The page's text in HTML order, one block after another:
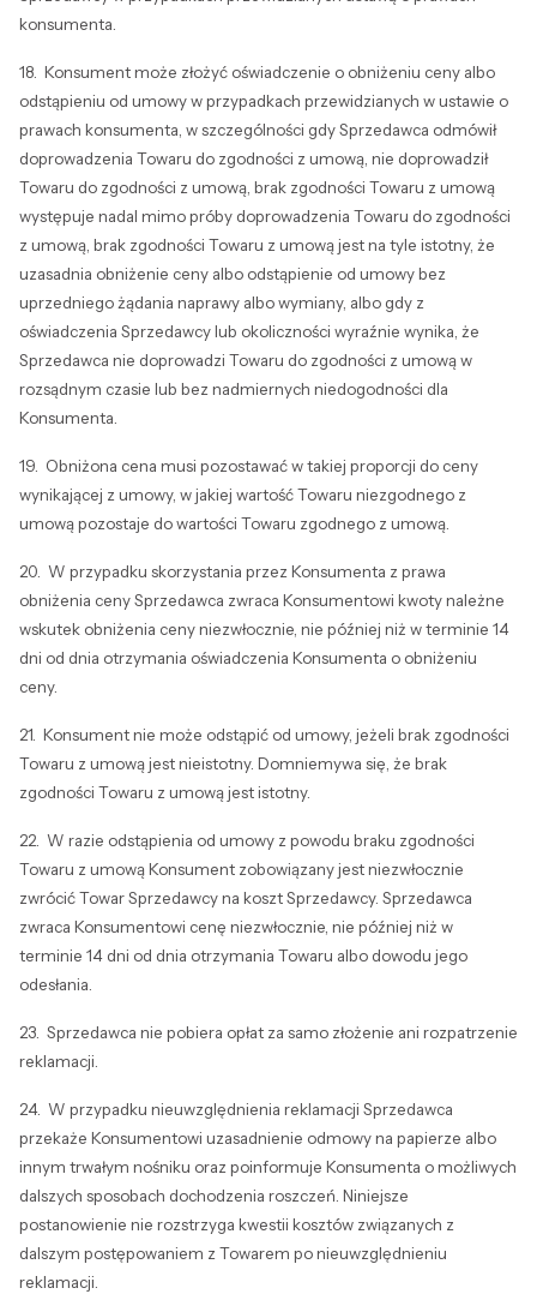
konsumenta.
18. Konsument może złożyć oświadczenie o obniżeniu ceny albo
odstąpieniu od umowy w przypadkach przewidzianych w ustawie o
prawach konsumenta, w szczególności gdy Sprzedawca odmówił
doprowadzenia Towaru do zgodności z umową, nie doprowadził
Towaru do zgodności z umową, brak zgodności Towaru z umową
występuje nadal mimo próby doprowadzenia Towaru do zgodności
z umową, brak zgodności Towaru z umową jest na tyle istotny, że
uzasadnia obniżenie ceny albo odstąpienie od umowy bez
uprzedniego żądania naprawy albo wymiany, albo gdy z
oświadczenia Sprzedawcy lub okoliczności wyraźnie wynika, że
Sprzedawca nie doprowadzi Towaru do zgodności z umową w
rozsądnym czasie lub bez nadmiernych niedogodności dla
Konsumenta.
19. Obniżona cena musi pozostawać w takiej proporcji do ceny
wynikającej z umowy, w jakiej wartość Towaru niezgodnego z
umową pozostaje do wartości Towaru zgodnego z umową.
20. W przypadku skorzystania przez Konsumenta z prawa
obniżenia ceny Sprzedawca zwraca Konsumentowi kwoty należne
wskutek obniżenia ceny niezwłocznie, nie później niż w terminie 14
dni od dnia otrzymania oświadczenia Konsumenta o obniżeniu
ceny.
21. Konsument nie może odstąpić od umowy, jeżeli brak zgodności
Towaru z umową jest nieistotny. Domniemywa się, że brak
zgodności Towaru z umową jest istotny.
22. W razie odstąpienia od umowy z powodu braku zgodności
Towaru z umową Konsument zobowiązany jest niezwłocznie
zwrócić Towar Sprzedawcy na koszt Sprzedawcy. Sprzedawca
zwraca Konsumentowi cenę niezwłocznie, nie później niż w
terminie 14 dni od dnia otrzymania Towaru albo dowodu jego
odesłania.
23. Sprzedawca nie pobiera opłat za samo złożenie ani rozpatrzenie
reklamacji.
24. W przypadku nieuwzględnienia reklamacji Sprzedawca
przekaże Konsumentowi uzasadnienie odmowy na papierze albo
innym trwałym nośniku oraz poinformuje Konsumenta o możliwych
dalszych sposobach dochodzenia roszczeń. Niniejsze
postanowienie nie rozstrzyga kwestii kosztów związanych z
dalszym postępowaniem z Towarem po nieuwzględnieniu
reklamacji.